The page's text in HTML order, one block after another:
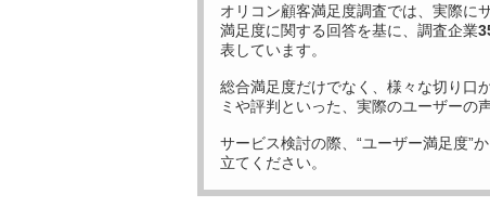
オリコン顧客満足度調査では、実際に
満足度に関する回答を基に、調査企業
表しています。
総合満足度だけでなく、様々な切り口
ミや評判といった、実際のユーザーの
サービス検討の際、“ユーザー満足度”
立てください。